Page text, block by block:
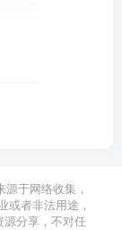
于网络收集，
或者非法用途，
分享，不对任